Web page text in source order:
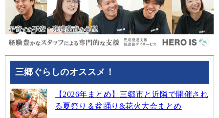
三郷ぐらしのオススメ！
【2026年まとめ】三郷市と近隣で開催され
る夏祭り＆盆踊り&花火大会まとめ